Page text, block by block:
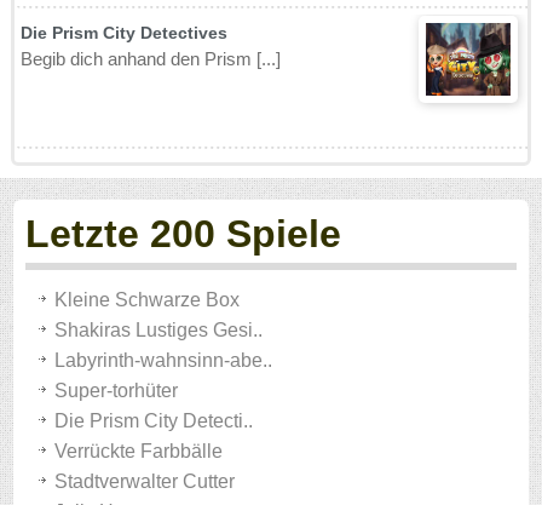
Die Prism City Detectives
Begib dich anhand den Prism [...]
Letzte 200 Spiele
Kleine Schwarze Box
Shakiras Lustiges Gesi..
Labyrinth-wahnsinn-abe..
Super-torhüter
Die Prism City Detecti..
Verrückte Farbbälle
Stadtverwalter Cutter